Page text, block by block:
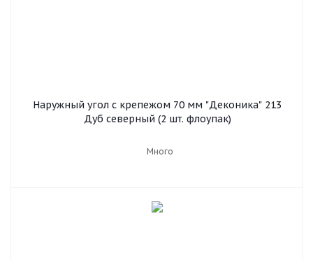
Наружный угол с крепежом 70 мм "Деконика" 213
Дуб северный (2 шт. флоупак)
Много